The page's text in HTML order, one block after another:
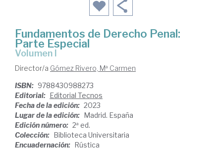
Fundamentos de Derecho Penal:
Parte Especial
Volumen I
Director/a Gómez Rivero, Mª Carmen
ISBN: 9788430988273
Editorial: Editorial Tecnos
Fecha de la edición: 2023
Lugar de la edición: Madrid. España
Edición número: 2ª ed.
Colección: Biblioteca Universitaria
Encuadernación: Rústica